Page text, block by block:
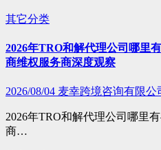
其它分类
2026年TRO和解代理公司哪
商维权服务商深度观察
2026/08/04 麦幸跨境咨询有限公
2026年TRO和解代理公司哪
商…